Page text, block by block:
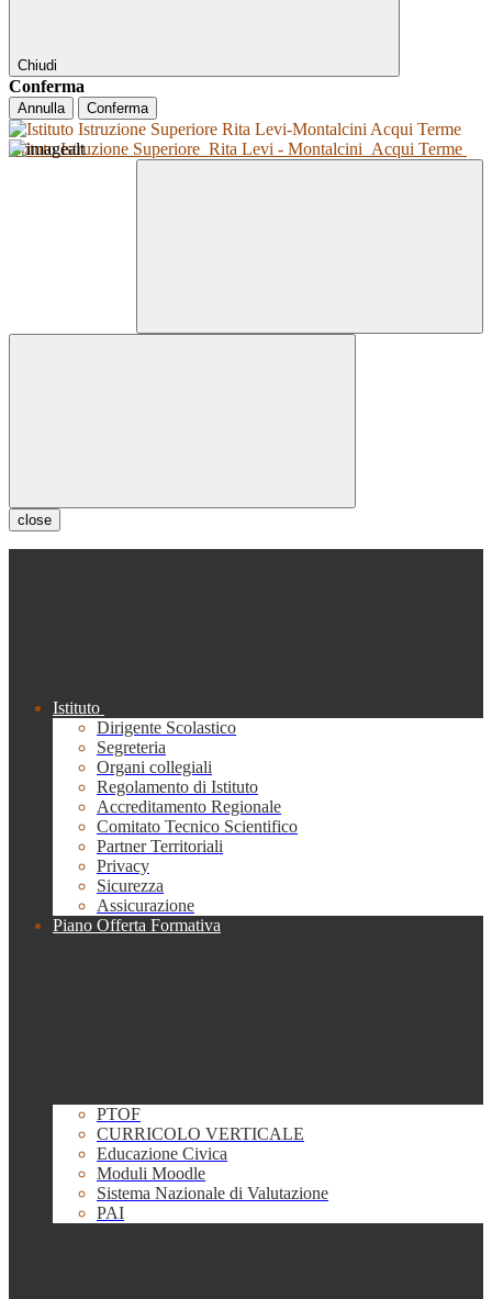
Chiudi
Conferma
Annulla Conferma
Istituto Istruzione Superiore Rita Levi - Montalcini Acqui Terme
close
Istituto
Dirigente Scolastico
Segreteria
Organi collegiali
Regolamento di Istituto
Accreditamento Regionale
Comitato Tecnico Scientifico
Partner Territoriali
Privacy
Sicurezza
Assicurazione
Piano Offerta Formativa
PTOF
CURRICOLO VERTICALE
Educazione Civica
Moduli Moodle
Sistema Nazionale di Valutazione
PAI